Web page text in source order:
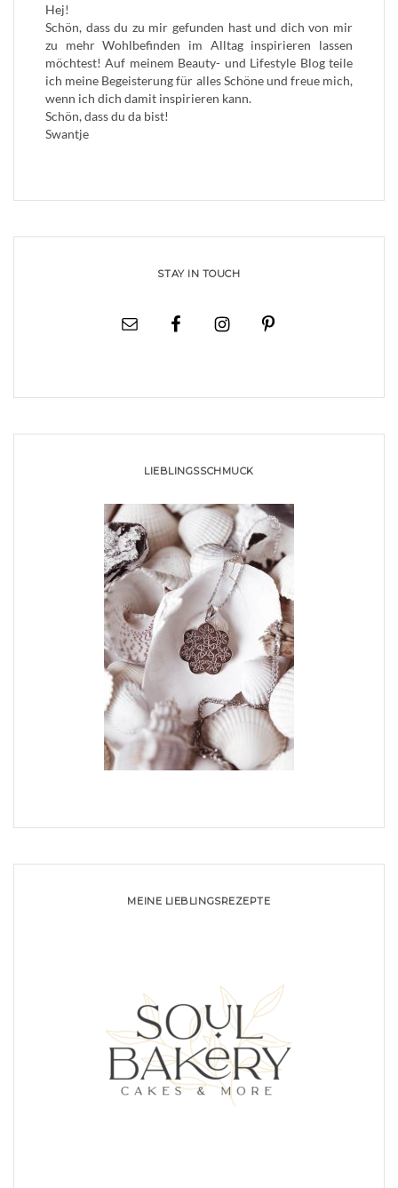
Hej!
Schön, dass du zu mir gefunden hast und dich von mir
zu mehr Wohlbefinden im Alltag inspirieren lassen
möchtest! Auf meinem Beauty- und Lifestyle Blog teile
ich meine Begeisterung für alles Schöne und freue mich,
wenn ich dich damit inspirieren kann.
Schön, dass du da bist!
Swantje
STAY IN TOUCH
LIEBLINGSSCHMUCK
MEINE LIEBLINGSREZEPTE